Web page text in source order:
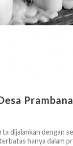
dijalankan dengan
hanya dalam